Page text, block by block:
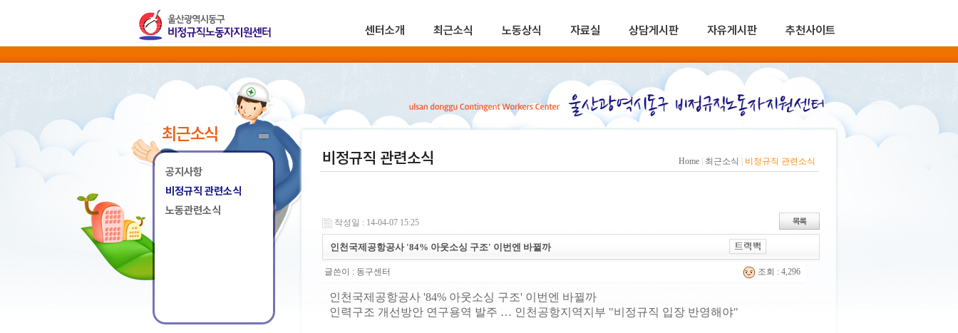
센터소개 최근소식 노동상식 자료실 상담게시판 자유게시판 추천사이트
최근소식
공지사항
비정규직 관련소식
노동관련소식
비정규직 관련소식 Home 최근소식 비정규직 관련소식
작성일 : 14-04-07 15:25
인천국제공항공사 '84% 아웃소싱 구조' 이번엔 바뀔까
글쓴이 : 동구센터 조회 : 4,296
인천국제공항공사 '84% 아웃소싱 구조' 이번엔 바뀔까
인력구조 개선방안 연구용역 발주 … 인천공항지역지부 "비정규직 입장 반영해야"